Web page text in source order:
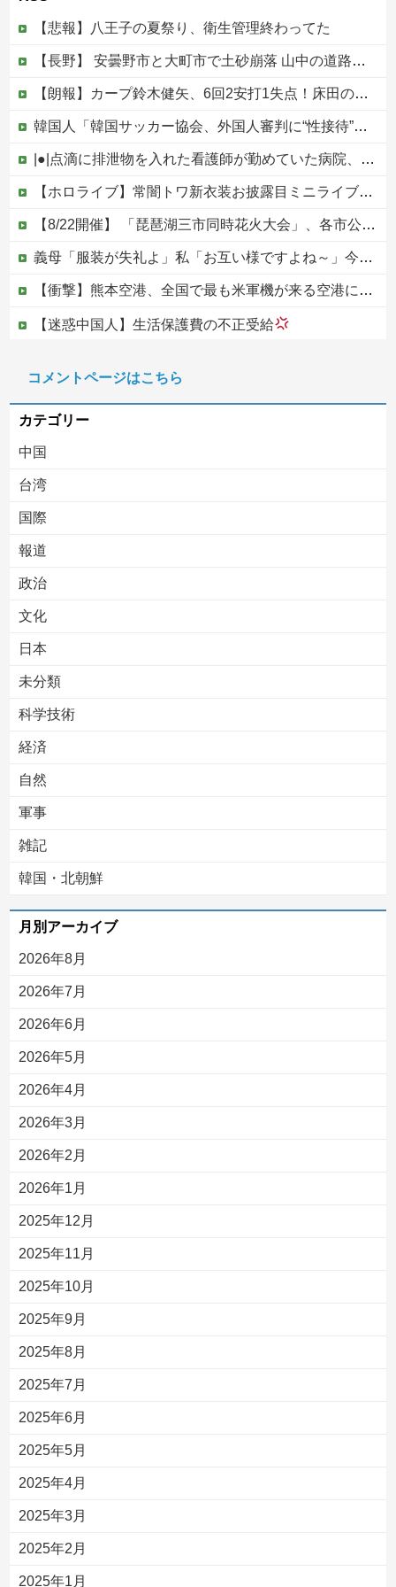
【悲報】八王子の夏祭り、衛生管理終わってた
【長野】 安曇野市と大町市で土砂崩落 山中の道路が寸断 宿泊客や登山客など計400人近くが孤立か 土石流で橋が流されたとの情報も
【朗報】カープ鈴木健矢、6回2安打1失点！床田の代役先発で快投し鯉党に絶賛される！
韓国人「韓国サッカー協会、外国人審判に“性接待”報道・・・」→「2002年の審判買収が事実だったのか？」「日本人が言ってたこと正しかったね・・・...
|●|点滴に排泄物を入れた看護師が勤めていた病院、新病棟を建てたばかりなのに近隣住民の総スカンを食らった結果……
【ホロライブ】常闇トワ新衣装お披露目ミニライブ！お笑い芸人みたいなリアクションをするトワ様他
【8/22開催】 「琵琶湖三市同時花火大会」、各市公式「そんな花火大会は存在しない」→ 高価チケットを購入した人達がSNS阿鼻叫喚
義母「服装が失礼よ」私「お互い様ですよね～」今までイビられ続けてきた私が義姉の披露宴で大暴れｗｗ義親族に「ひっぱたきますよ」と釘を刺したったｗｗｗ
【衝撃】熊本空港、全国で最も米軍機が来る空港になっていた
【迷惑中国人】生活保護費の不正受給
【動画】ホリエモン、移民受け入れ反対派の若者にブチギレ→スタジオ誰も反論できず沈黙w
コメントページはこちら
カテゴリー
中国
台湾
国際
報道
政治
文化
日本
未分類
科学技術
経済
自然
軍事
雑記
韓国・北朝鮮
月別アーカイブ
2026年8月
2026年7月
2026年6月
2026年5月
2026年4月
2026年3月
2026年2月
2026年1月
2025年12月
2025年11月
2025年10月
2025年9月
2025年8月
2025年7月
2025年6月
2025年5月
2025年4月
2025年3月
2025年2月
2025年1月